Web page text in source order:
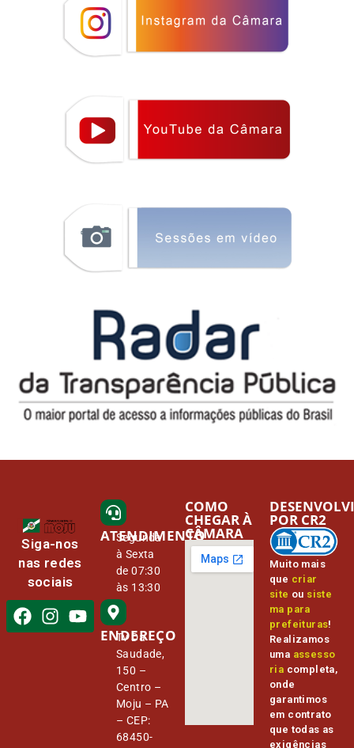
Siga-nos
nas redes
sociais
ATENDIMENTO
Segunda
à Sexta
de 07:30
às 13:30
ENDEREÇO
Tv Da
Saudade,
150 –
Centro –
Moju – PA
– CEP:
68450-
COMO
CHEGAR À
CÂMARA
Muito mais
que criar
site ou siste
ma para
prefeituras!
Realizamos
uma assesso
ria completa,
onde
garantimos
em contrato
que todas as
exigências
POR CR2